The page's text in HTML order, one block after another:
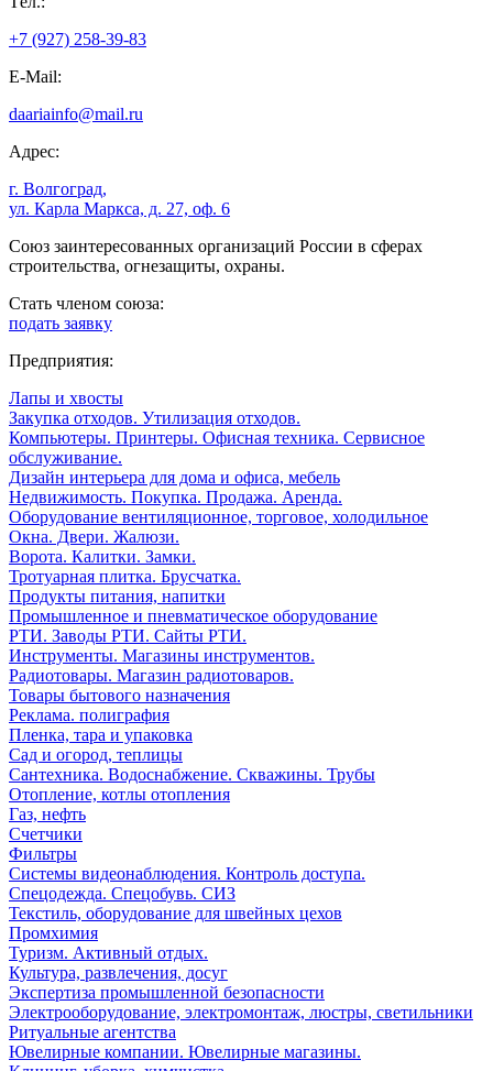
+7 (927) 258-39-83
E-Mail:
daariainfo@mail.ru
Адрес:
г. Волгоград,
ул. Карла Маркса, д. 27, оф. 6
Союз заинтересованных организаций России в сферах
строительства, огнезащиты, охраны.
Стать членом союза:
подать заявку
Предприятия:
Лапы и хвосты
Закупка отходов. Утилизация отходов.
Компьютеры. Принтеры. Офисная техника. Сервисное
обслуживание.
Дизайн интерьера для дома и офиса, мебель
Недвижимость. Покупка. Продажа. Аренда.
Оборудование вентиляционное, торговое, холодильное
Окна. Двери. Жалюзи.
Ворота. Калитки. Замки.
Тротуарная плитка. Брусчатка.
Продукты питания, напитки
Промышленное и пневматическое оборудование
РТИ. Заводы РТИ. Сайты РТИ.
Инструменты. Магазины инструментов.
Радиотовары. Магазин радиотоваров.
Товары бытового назначения
Реклама. полиграфия
Пленка, тара и упаковка
Сад и огород, теплицы
Сантехника. Водоснабжение. Скважины. Трубы
Отопление, котлы отопления
Газ, нефть
Счетчики
Фильтры
Системы видеонаблюдения. Контроль доступа.
Спецодежда. Спецобувь. СИЗ
Текстиль, оборудование для швейных цехов
Промхимия
Туризм. Активный отдых.
Культура, развлечения, досуг
Экспертиза промышленной безопасности
Электрооборудование, электромонтаж, люстры, светильники
Ритуальные агентства
Ювелирные компании. Ювелирные магазины.